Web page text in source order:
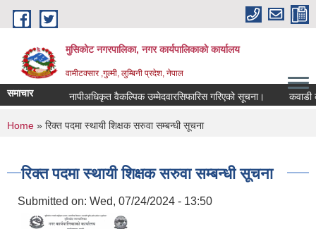
Skip to main content
मुसिकोट नगरपालिका, नगर कार्यपालिकाकाे कार्यालय
वामीटक्सार ,गुल्मी, लुम्बिनी प्रदेश, नेपाल
समाचार नापीअधिकृत वैकल्पिक उम्मेदवारसिफारिस गरिएको सूचना। कवाडी
You are here
Home » रिक्त पदमा स्थायी शिक्षक सरुवा सम्बन्धी सूचना
रिक्त पदमा स्थायी शिक्षक सरुवा सम्बन्धी सूचना
Submitted on: Wed, 07/24/2024 - 13:50